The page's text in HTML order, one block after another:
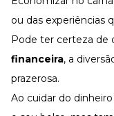
ou das experiências
Pode ter certeza de
financeira, a
prazerosa.
Ao cuidar do